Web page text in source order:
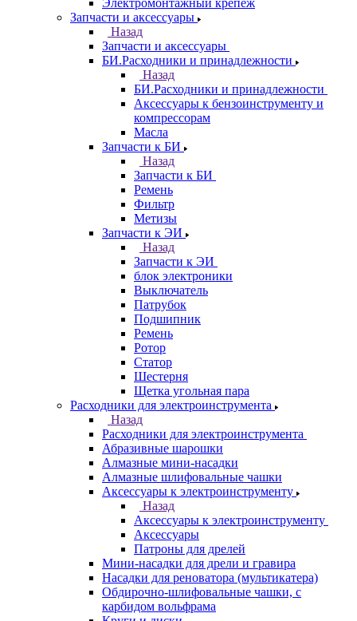
Электромонтажный крепеж
Запчасти и аксессуары
Назад
Запчасти и аксессуары
БИ.Расходники и принадлежности
Назад
БИ.Расходники и принадлежности
Аксессуары к бензоинструменту и
компрессорам
Масла
Запчасти к БИ
Назад
Запчасти к БИ
Ремень
Фильтр
Метизы
Запчасти к ЭИ
Назад
Запчасти к ЭИ
блок электроники
Выключатель
Патрубок
Подшипник
Ремень
Ротор
Статор
Шестерня
Щетка угольная пара
Расходники для электроинструмента
Назад
Расходники для электроинструмента
Абразивные шарошки
Алмазные мини-насадки
Алмазные шлифовальные чашки
Аксессуары к электроинструменту
Назад
Аксессуары к электроинструменту
Аксессуары
Патроны для дрелей
Мини-насадки для дрели и гравира
Насадки для реноватора (мультикатера)
Обдирочно-шлифовальные чашки, с
карбидом вольфрама